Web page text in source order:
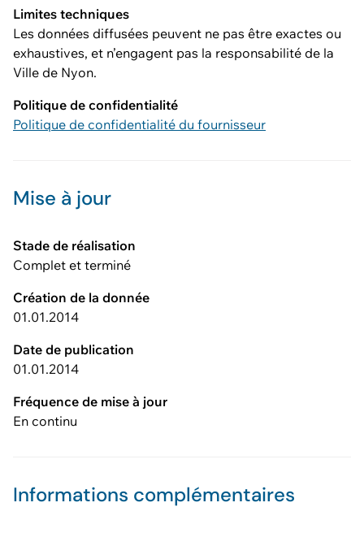
Limites techniques
Les données diffusées peuvent ne pas être exactes ou
exhaustives, et n’engagent pas la responsabilité de la
Ville de Nyon.
Politique de confidentialité
Politique de confidentialité du fournisseur
Mise à jour
Stade de réalisation
Complet et terminé
Création de la donnée
01.01.2014
Date de publication
01.01.2014
Fréquence de mise à jour
En continu
Informations complémentaires